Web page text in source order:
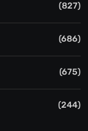
(827)
(686)
(675)
(244)